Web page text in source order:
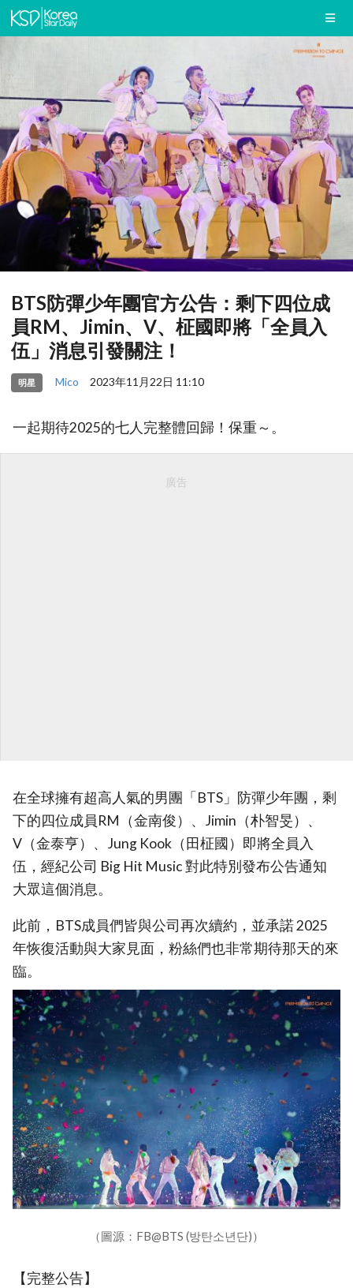
BTS防彈少年團官方公告：剩下四位成
員RM、Jimin、V、柾國即將「全員入
伍」消息引發關注！
明星 Mico 2023年11月22日 11:10
一起期待2025的七人完整體回歸！保重～。
廣告
在全球擁有超高人氣的男團「BTS」防彈少年團，剩
下的四位成員RM（金南俊）、Jimin（朴智旻）、
V（金泰亨）、Jung Kook（田柾國）即將全員入
伍，經紀公司 Big Hit Music 對此特別發布公告通知
大眾這個消息。
此前，BTS成員們皆與公司再次續約，並承諾 2025
年恢復活動與大家見面，粉絲們也非常期待那天的來
臨。
（圖源：FB@BTS (방탄소년단)）
【完整公告】